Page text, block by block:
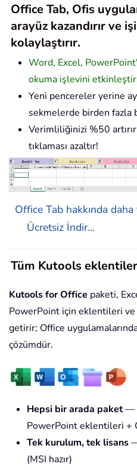
Office Tab, Ofis
arayüz kazandırır ve
kolaylaştırır.
Word, Excel,
okuma işlevini
Yeni pencereler yerine
sekmelerde birden fazla
Verimliliğinizi %50
tıklaması azaltır!
Office Tab hakkında
Ücretsiz İndir...
Tüm Kutools
Kutools for Office paketi,
PowerPoint için eklentileri
getirir; Office
çözümdür.
Hepsi bir arada paket—
PowerPoint eklentileri +
Tek kurulum, tek lisans
(MSI hazır)